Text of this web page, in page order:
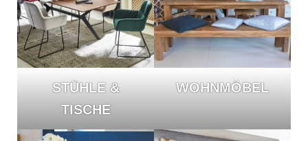
STÜHLE &
TISCHE
WOHNMÖBEL